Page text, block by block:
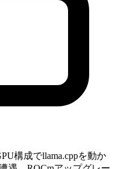
構成でllama.cppを動か